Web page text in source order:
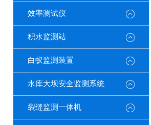
效率测试仪
积水监测站
白蚁监测装置
水库大坝安全监测系统
裂缝监测一体机